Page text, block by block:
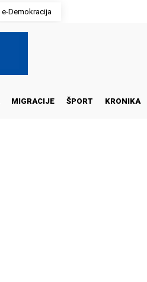
e-Demokracija
MIGRACIJE ŠPORT KRONIKA